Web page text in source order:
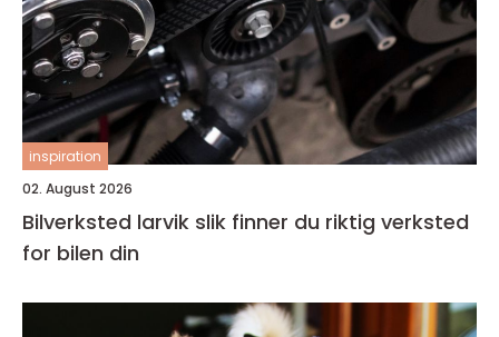
inspiration
02. August 2026
Bilverksted larvik slik finner du riktig verksted
for bilen din